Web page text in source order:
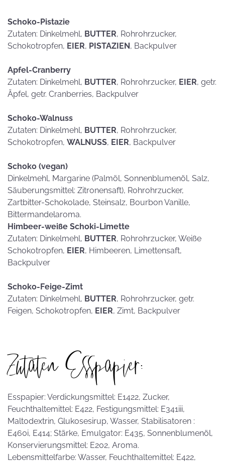
Schoko-Pistazie
Zutaten: Dinkelmehl, BUTTER, Rohrohrzucker,
Schokotropfen, EIER, PISTAZIEN, Backpulver
Apfel-Cranberry
Zutaten: Dinkelmehl, BUTTER, Rohrohrzucker, EIER, getr.
Äpfel, getr. Cranberries, Backpulver
Schoko-Walnuss
Zutaten: Dinkelmehl, BUTTER, Rohrohrzucker,
Schokotropfen, WALNUSS, EIER, Backpulver
Schoko (vegan)
Dinkelmehl, Margarine (Palmöl, Sonnenblumenöl, Salz,
Säuberungsmittel: Zitronensaft), Rohrohrzucker,
Zartbitter-Schokolade, Steinsalz, Bourbon Vanille,
Bittermandelaroma.
Himbeer-weiße Schoki-Limette
Zutaten: Dinkelmehl, BUTTER, Rohrohrzucker, Weiße
Schokotropfen, EIER, Himbeeren, Limettensaft,
Backpulver
Schoko-Feige-Zimt
Zutaten: Dinkelmehl, BUTTER, Rohrohrzucker, getr.
Feigen, Schokotropfen, EIER, Zimt, Backpulver
Zutaten Esspapier:
Esspapier: Verdickungsmittel: E1422, Zucker,
Feuchthaltemittel: E422, Festigungsmittel: E341iii,
Maltodextrin, Glukosesirup, Wasser, Stabilisatoren :
E460i, E414; Stärke, Emulgator: E435, Sonnenblumenöl,
Konservierungsmittel: E202, Aroma.
Lebensmittelfarbe: Wasser, Feuchthaltemittel: E422,